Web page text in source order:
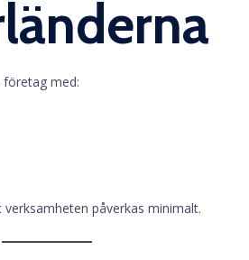
företag med:
påverkas minimalt.